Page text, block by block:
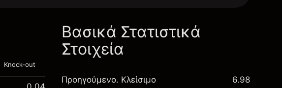
Knock-out
Βασικά Στατιστικά
Στοιχεία
Προηγούμενο. Κλείσιμο 6.98